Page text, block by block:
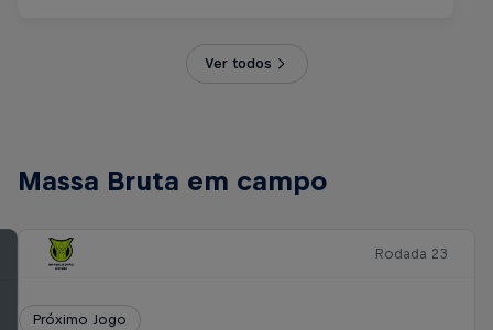
Ver todos
Massa Bruta em campo
Rodada 23
Próximo Jogo